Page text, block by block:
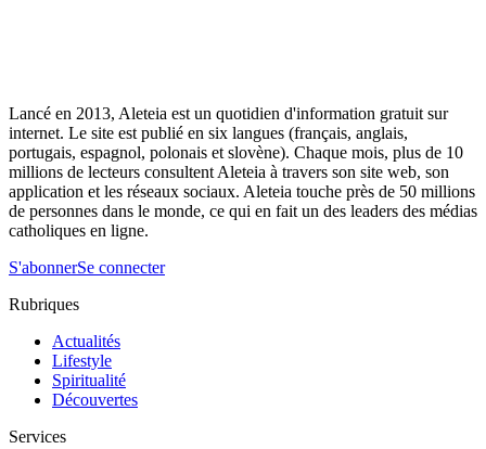
Lancé en 2013, Aleteia est un quotidien d'information gratuit sur
internet. Le site est publié en six langues (français, anglais,
portugais, espagnol, polonais et slovène). Chaque mois, plus de 10
millions de lecteurs consultent Aleteia à travers son site web, son
application et les réseaux sociaux. Aleteia touche près de 50 millions
de personnes dans le monde, ce qui en fait un des leaders des médias
catholiques en ligne.
S'abonnerSe connecter
Rubriques
Actualités
Lifestyle
Spiritualité
Découvertes
Services